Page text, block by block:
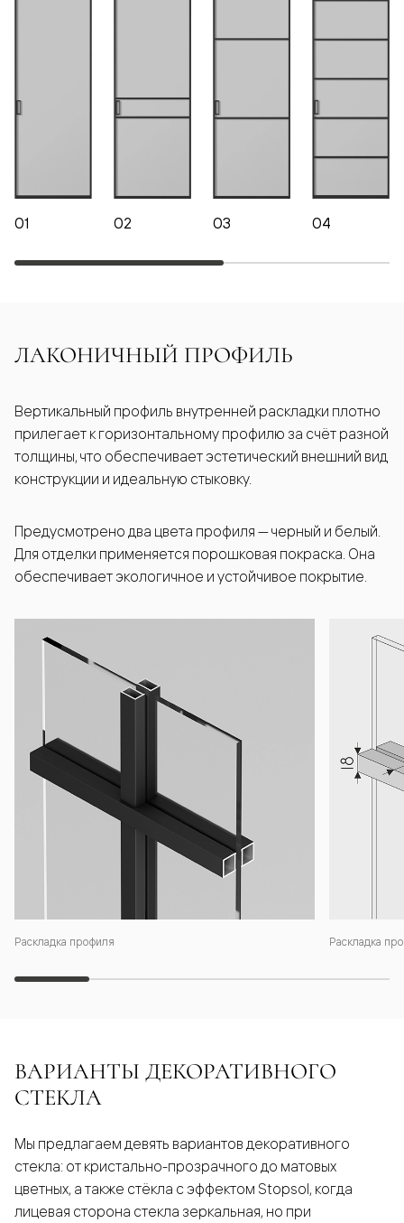
01 02 03 04
ЛАКОНИЧНЫЙ ПРОФИЛЬ
Раскладка профиля Раскладка
Вертикальный профиль внутренней раскладки плотно
прилегает к горизонтальному профилю за счёт разной
толщины, что обеспечивает эстетический внешний вид
конструкции и идеальную стыковку.
Предусмотрено два цвета профиля — черный и белый.
Для отделки применяется порошковая покраска. Она
обеспечивает экологичное и устойчивое покрытие.
ВАРИАНТЫ ДЕКОРАТИВНОГО
СТЕКЛА
Мы предлагаем девять вариантов декоративного
стекла: от кристально-прозрачного до матовых
цветных, а также стёкла с эффектом Stopsol, когда
лицевая сторона стекла зеркальная, но при